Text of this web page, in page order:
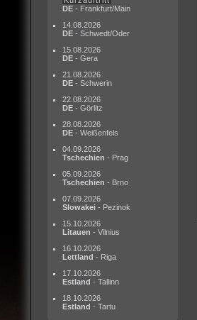
DE - Frankfurt/Main
14.08.2026
DE - Schwedt/Oder
15.08.2026
DE - Gera
21.08.2026
DE - Schwerin
22.08.2026
DE - Görlitz
28.08.2026
DE - Weißenfels
04.09.2026
Tschechien - Prag
05.09.2026
Tschechien - Brno
07.09.2026
Slowakei - Pezinok
15.10.2026
Litauen - Vilnius
16.10.2026
Lettland - Riga
17.10.2026
Estland - Tallinn
18.10.2026
Estland - Tartu